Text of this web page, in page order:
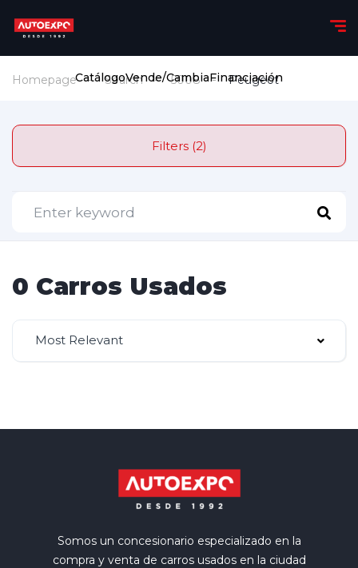
CatálogoVende/CambiaFinanciación
Homepage Search 5008 Peugeot
Filters (2)
0 Carros Usados
Most Relevant
Somos un concesionario especializado en la
compra y venta de carros usados en la ciudad